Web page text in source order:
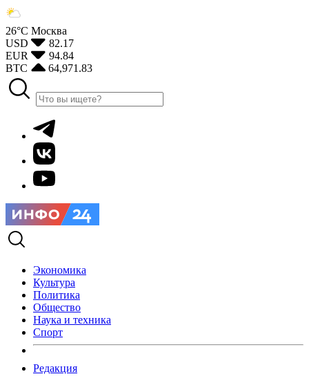
26°С Москва
USD
82.17
EUR
94.84
BTC
64,971.83
Экономика
Культура
Политика
Общество
Наука и техника
Спорт
Редакция